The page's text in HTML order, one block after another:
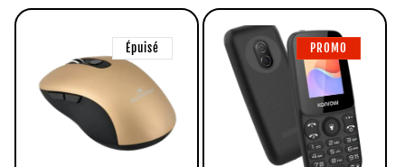
l
Épuisé PROMO